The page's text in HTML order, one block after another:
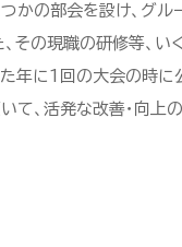
の部会を設け、グル
その現職の研修等、
年に1回の大会の時に
、活発な改善・向上